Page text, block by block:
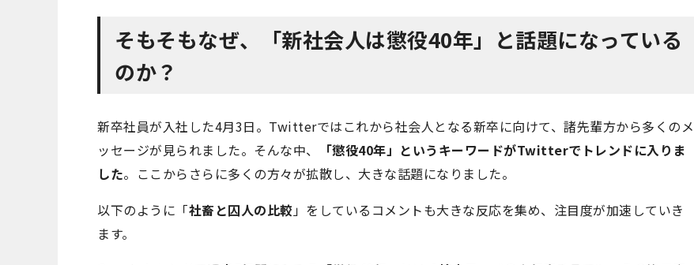
そもそもなぜ、「新社会人は懲役40年」と話題になっている
のか？
新卒社員が入社した4月3日。Twitterではこれから社会人となる新卒に向けて、諸先輩方から多くのメ
ッセージが見られました。そんな中、
「懲役40年」というキーワードがTwitterでトレンドに入りま
した。ここからさらに多くの方々が拡散し、大きな話題になりました。
以下のように「社畜と囚人の比較 」をしているコメントも大きな反応を集め、注目度が加速していき
ます。